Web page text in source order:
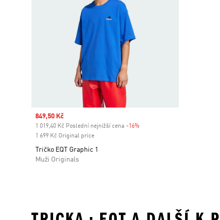
Sale price
849,50 Kč
1 019,40 Kč Poslední nejnižší cena -16%
1 699 Kč Original price
Tričko EQT Graphic 1
Muži Originals